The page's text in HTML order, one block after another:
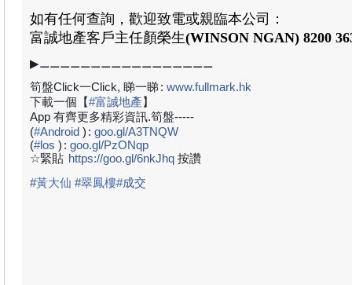
如有任何查詢，歡迎致電或親臨本公司：
富誠地產客戶主任顏榮生(WINSON NGAN) 8200
▶⚊⚊⚊⚊⚊⚊⚊⚊⚊⚊⚊⚊⚊⚊⚊⚊⚊
筍盤Click一Click, 睇一睇: www.fullmark.hk
下載一個【#富誠地產】
App 有齊更多精彩資訊.筍盤-----
(#Android ) : goo.gl/A3TNQW
(#los ) : goo.gl/PzONqp
☆緊貼 https://goo.gl/6nkJhq 按讚
#黃大仙 #翠鳳樓#成交